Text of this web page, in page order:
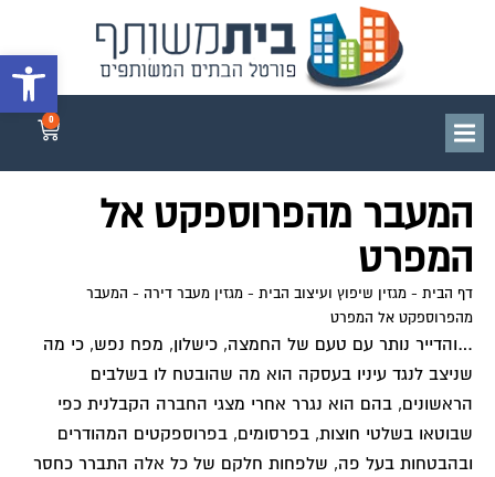
פתח
0
המעבר מהפרוספקט אל
המפרט
דף הבית - מגזין שיפוץ ועיצוב הבית - מגזין מעבר דירה - המעבר
מהפרוספקט אל המפרט
…והדייר נותר עם טעם של החמצה, כישלון, מפח נפש, כי מה
שניצב לנגד עיניו בעסקה הוא מה שהובטח לו בשלבים
הראשונים, בהם הוא נגרר אחרי מצגי החברה הקבלנית כפי
שבוטאו בשלטי חוצות, בפרסומים, בפרוספקטים המהודרים
ובהבטחות בעל פה, שלפחות חלקם של כל אלה התברר כחסר